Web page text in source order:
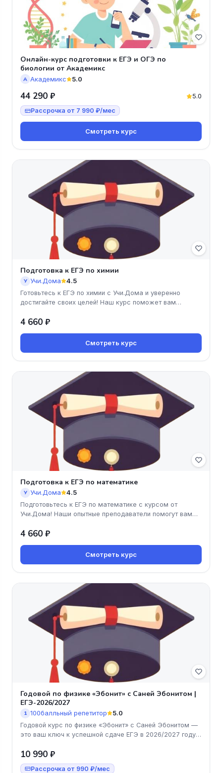
Онлайн-курс подготовки к ЕГЭ и ОГЭ по
биологии от Академикс
А Академикс 5.0
44 290 ₽ 5.0
Рассрочка от 7 990 ₽/мес
Смотреть курс
Подготовка к ЕГЭ по химии
У Учи.Дома 4.5
Готовьтесь к ЕГЭ по химии с Учи.Дома и уверенно
достигайте своих целей! Наш курс поможет вам
4 660 ₽
Смотреть курс
Подготовка к ЕГЭ по математике
У Учи.Дома 4.5
Подготовьтесь к ЕГЭ по математике с курсом от
Учи.Дома! Наши опытные преподаватели помогут вам
4 660 ₽
Смотреть курс
Годовой по физике «Эбонит» с Саней Эбонитом |
ЕГЭ-2026/2027
1 100балльный репетитор 5.0
Годовой курс по физике «Эбонит» с Саней Эбонитом —
это ваш ключ к успешной сдаче ЕГЭ в 2026/2027 году!
10 990 ₽
Рассрочка от 990 ₽/мес